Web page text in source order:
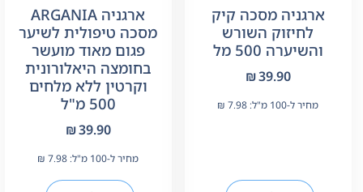
ארגניה מסכה קיק
לחיזוק השורש
והשיערה 500 מל
₪39.90
מחיר ל-100 מ"ל: ₪ 7.98
ארגניה ARGANIA
מסכה טיפולית לשיער
פגום מאוד מועשר
בחומצה היאלורונית
וקרטין ללא מלחים
500 מ"ל
₪39.90
מחיר ל-100 מ"ל: ₪ 7.98